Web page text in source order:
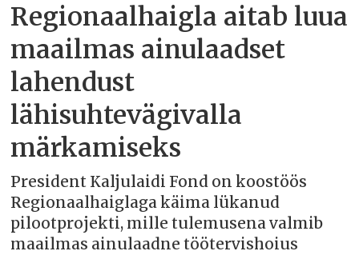
Regionaalhaigla aitab luua
maailmas ainulaadset
lahendust
lähisuhtevägivalla
märkamiseks
President Kaljulaidi Fond on koostöös
Regionaalhaiglaga käima lükanud
pilootprojekti, mille tulemusena valmib
maailmas ainulaadne töötervishoius